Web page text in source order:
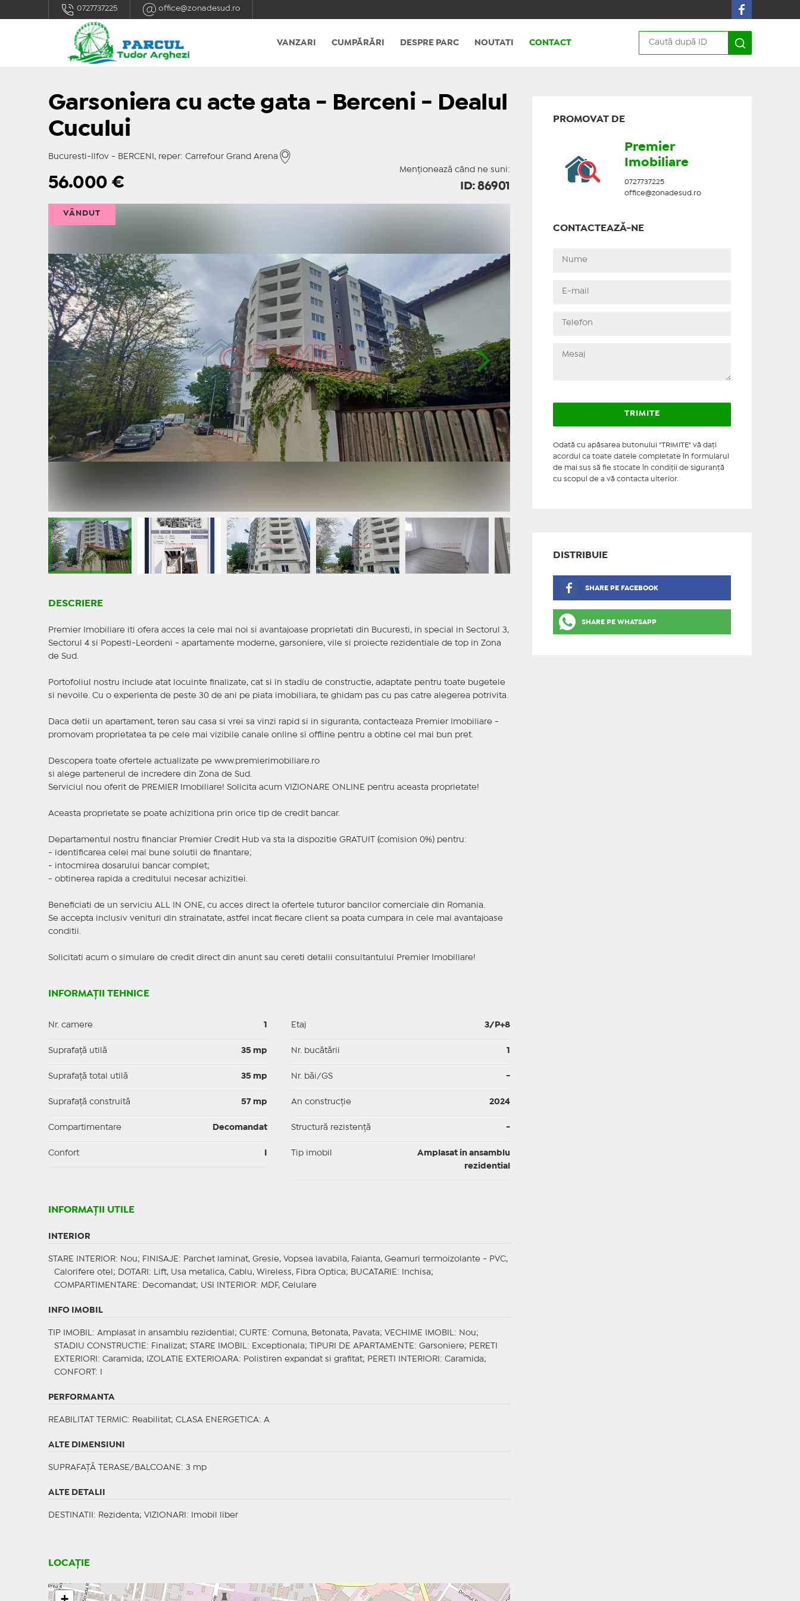
0727737225 office@zonadesud.ro
VANZARI CUMPĂRĂRI DESPRE PARC NOUTATI CONTACT
Garsoniera cu acte gata - Berceni - Dealul
Cucului
Bucuresti-Ilfov - BERCENI, reper: Carrefour Grand Arena
Menționează când ne suni:
56.000€ ID: 86901
VÂNDUT
DESCRIERE
Premier Imobiliare iti ofera acces la cele mai noi si avantajoase proprietati din Bucuresti, in special in Sectorul 3,
Sectorul 4 si Popesti-Leordeni - apartamente moderne, garsoniere, vile si proiecte rezidentiale de top in Zona
de Sud.
Portofoliul nostru include atat locuinte finalizate, cat si in stadiu de constructie, adaptate pentru toate bugetele
si nevoile. Cu o experienta de peste 30 de ani pe piata imobiliara, te ghidam pas cu pas catre alegerea potrivita.
Daca detii un apartament, teren sau casa si vrei sa vinzi rapid si in siguranta, contacteaza Premier Imobiliare -
promovam proprietatea ta pe cele mai vizibile canale online si offline pentru a obtine cel mai bun pret.
Descopera toate ofertele actualizate pe www.premierimobiliare.ro
si alege partenerul de incredere din Zona de Sud.
Serviciul nou oferit de PREMIER Imobiliare! Solicita acum VIZIONARE ONLINE pentru aceasta proprietate!
Aceasta proprietate se poate achizitiona prin orice tip de credit bancar.
Departamentul nostru financiar Premier Credit Hub va sta la dispozitie GRATUIT (comision 0%) pentru:
- identificarea celei mai bune solutii de finantare;
- intocmirea dosarului bancar complet;
- obtinerea rapida a creditului necesar achizitiei.
Beneficiati de un serviciu ALL IN ONE, cu acces direct la ofertele tuturor bancilor comerciale din Romania.
Se accepta inclusiv venituri din strainatate, astfel incat fiecare client sa poata cumpara in cele mai avantajoase
conditii.
Solicitati acum o simulare de credit direct din anunt sau cereti detalii consultantului Premier Imobiliare!
INFORMAȚII TEHNICE
Nr. camere
Suprafaţă utilă 35 mp
Suprafaţă total utilă 35 mp
Suprafaţă construită 57 mp
Compartimentare Decomandat
Confort
Etaj 3/P+8
Nr. bucătării
Nr. băi/GS -
An construcție 2024
Structură rezistență -
Tip imobil
Amplasat in ansamblu
rezidential
INFORMAŢII UTILE
INTERIOR
STARE INTERIOR: Nou; FINISAJE : Parchet laminat, Gresie, Vopsea lavabila, Faianta, Geamuri termoizolante - PVC,
Calorifere otel;
DOTARI : Lift, Usa metalica, Cablu, Wireless, Fibra Optica; BUCATARIE : Inchisa;
COMPARTIMENTARE : Decomandat; USI INTERIOR: MDF, Celulare
INFO IMOBIL
TIP IMOBIL : Amplasat in ansamblu rezidential; CURTE : Comuna, Betonata, Pavata; VECHIME IMOBIL
: Nou;
STADIU CONSTRUCTIE : Finalizat; STARE IMOBIL : Exceptionala; TIPURI DE APARTAMENTE : Garsoniere; PERETI
EXTERIORI : Caramida; IZOLATIE EXTERIOARA: Polistiren expandat si grafitat; PERETI INTERIORI : Caramida;
CONFORT
: I
PERFORMANTA
REABILITAT TERMIC: Reabilitat; CLASA ENERGETICA: A
ALTE DIMENSIUNI
SUPRAFAȚĂ TERASE/BALCOANE: 3 mp
ALTE DETALII
DESTINATII : Rezidenta; VIZIONARI : Imobil liber
LOCAȚIE
PROMOVAT DE
Premier
Imobiliare
0727737225
office@zonadesud.ro
CONTACTEAZĂ-NE
Odată cu apăsarea butonului "TRIMITE" vă daţi
acordul ca toate datele completate în formularul
de mai sus să fie stocate în condiţii de siguranţă
cu scopul de a vă contacta ulterior.
DISTRIBUIE
SHARE PE FACEBOOK
SHARE PE WHATSAPP